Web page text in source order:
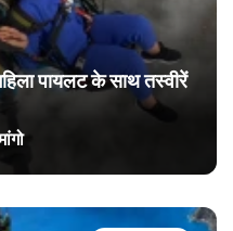
पायलट के साथ तस्वीरें